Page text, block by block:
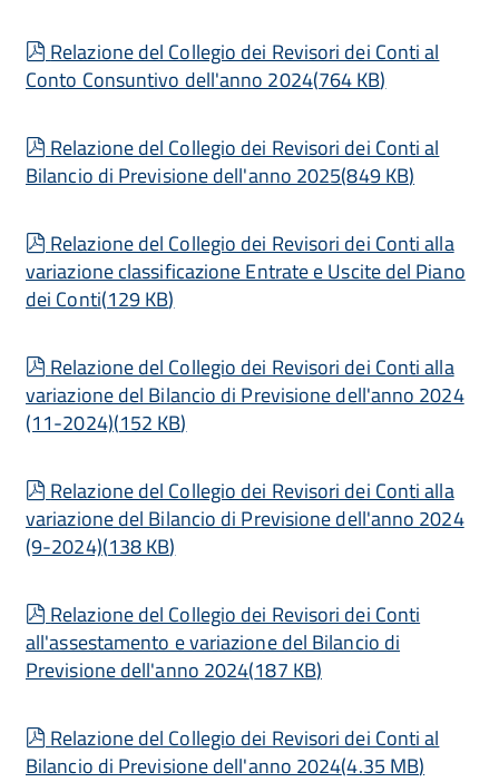
pdf
Relazione del Collegio dei Revisori dei Conti al
Conto Consuntivo dell'anno 2024(764 KB)
pdf
Relazione del Collegio dei Revisori dei Conti al
Bilancio di Previsione dell'anno 2025(849 KB)
pdf
Relazione del Collegio dei Revisori dei Conti alla
variazione classificazione Entrate e Uscite del Piano
dei Conti(129 KB)
pdf
Relazione del Collegio dei Revisori dei Conti alla
variazione del Bilancio di Previsione dell'anno 2024
(11-2024)(152 KB)
pdf
Relazione del Collegio dei Revisori dei Conti alla
variazione del Bilancio di Previsione dell'anno 2024
(9-2024)(138 KB)
pdf
Relazione del Collegio dei Revisori dei Conti
all'assestamento e variazione del Bilancio di
Previsione dell'anno 2024(187 KB)
pdf
Relazione del Collegio dei Revisori dei Conti al
Bilancio di Previsione dell'anno 2024(4.35 MB)